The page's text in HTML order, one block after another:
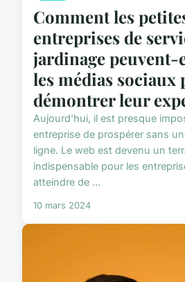
Comment les
entreprises de
jardinage
les médias sociaux
démontrer leur
Aujourd'hui, il est presque
entreprise de prospérer sans
ligne. Le web est devenu un
indispensable pour les
atteindre de ...
10 mars 2024